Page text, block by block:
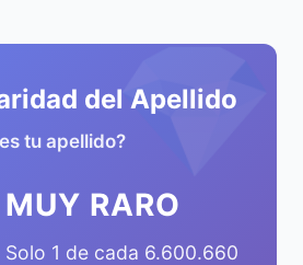
💎
del Apellido
tu apellido?
MUY RARO
Solo 1 de cada 6.600.660